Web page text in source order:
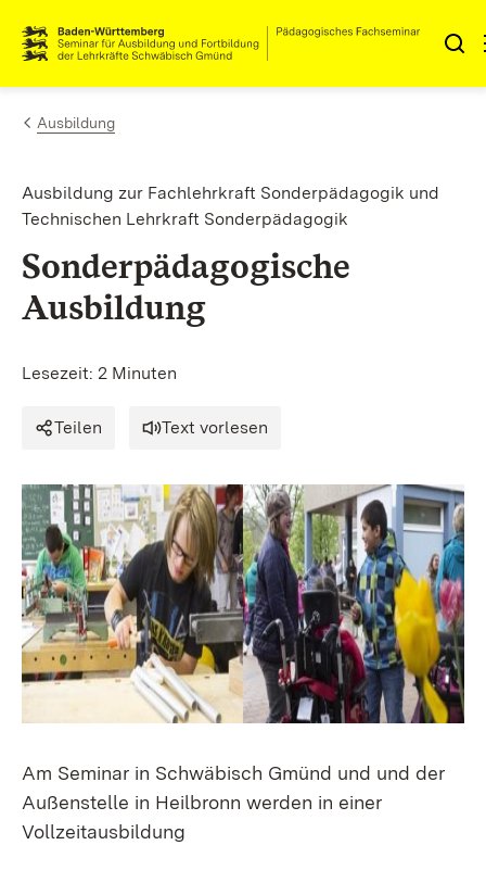
Zum Inhalt springen
Link zur Startseite
Ausbildung
Ausbildung zur Fachlehrkraft Sonderpädagogik und
Technischen Lehrkraft Sonderpädagogik
Sonderpädagogische
Ausbildung
Lesezeit: 2 Minuten
Teilen Text vorlesen
Am Seminar in Schwäbisch Gmünd und und der
Außenstelle in Heilbronn werden in einer
Vollzeitausbildung